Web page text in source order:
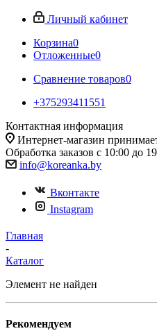
Личный кабинет
Корзина0
Отложенные0
Сравнение товаров0
+375293411551
Контактная информация
Интернет-магазин
Обработка заказов с 10:00 до
info@koreanka.by
Вконтакте
Instagram
Главная
-
Каталог
Элемент не найден
Рекомендуем